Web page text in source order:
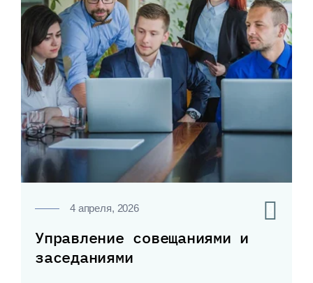
4 апреля, 2026
Управление совещаниями и
заседаниями